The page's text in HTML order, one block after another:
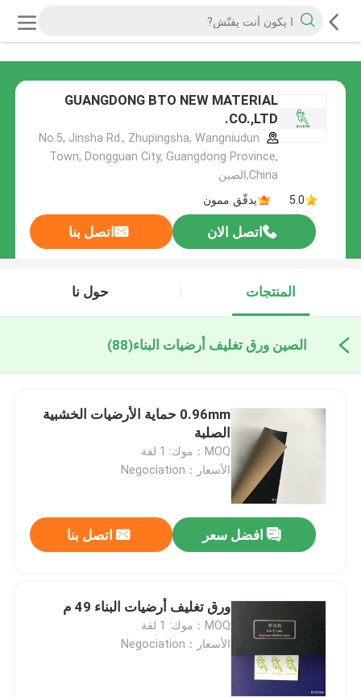
GUANGDONG BTO NEW MATERIAL
CO.,LTD.
No.5, Jinsha Rd., Zhupingsha, Wangniudun
Town, Dongguan City, Guangdong Province,
China,الصين
5.0
يدقّق ممون
اتصل الان اتصل بنا
المنتجات حول نا
الصين ورق تغليف أرضيات البناء(88)
0.96mm حماية الأرضيات الخشبية
الصلبة
MOQ：موك: 1 لفة
الأسعار：Negociation
افضل سعر اتصل بنا
ورق تغليف أرضيات البناء 49 م
MOQ：موك: 1 لفة
الأسعار：Negociation